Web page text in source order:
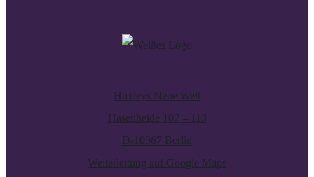
Huxleys Neue Welt
Hasenheide 107 – 113
D-10967 Berlin
Weiterleitung auf Google Maps